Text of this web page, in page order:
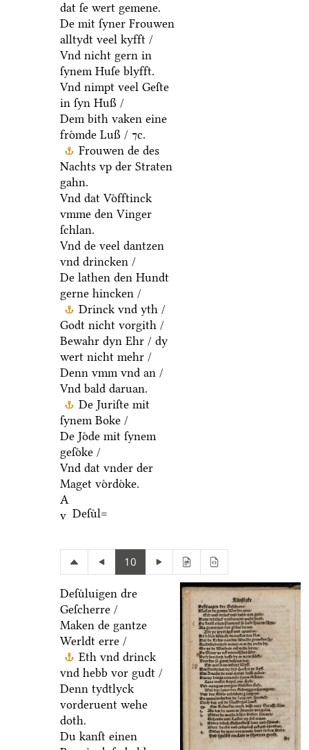
dat ſe wert gemene.
De mit ſyner Frouwen
alltydt veel kyfft /
Vnd nicht gern in
ſynem Huſe blyfft.
Vnd nimpt veel Geſte
in ſyn Huß /
Dem bith vaken eine
froͤmde Luß / ⁊c.
Frouwen de des
Nachts vp der Straten
gahn.
Vnd dat Voͤfftinck
vmme den Vinger
ſchlan.
Vnd de veel dantzen
vnd drincken /
De lathen den Hundt
gerne hincken /
Drinck vnd yth /
Godt nicht vorgith /
Bewahr dyn Ehr / dy
wert nicht mehr /
Denn vmm vnd an /
Vnd bald daruan.
De Juriſte mit
ſynem Boke /
De Joͤde mit ſynem
geſoͤke /
Vnd dat vnder der
Maget voͤrdoͤke.
A
v Deſuͤl=
10
Deſuͤluigen dre
Geſcherre /
Maken de gantze
Werldt erre /
Eth vnd drinck
vnd hebb vor gudt /
Denn tydtlyck
vorderuent wehe
doth.
Du kanſt einen